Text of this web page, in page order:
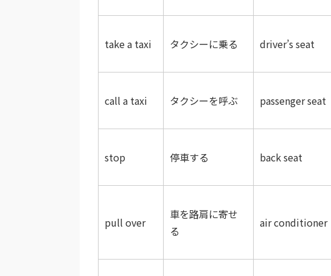
take a taxi タクシーに乗る driver’s seat
call a taxi タクシーを呼ぶ passenger seat
stop 停車する back seat
pull over
車を路肩に寄せ
る
air conditioner